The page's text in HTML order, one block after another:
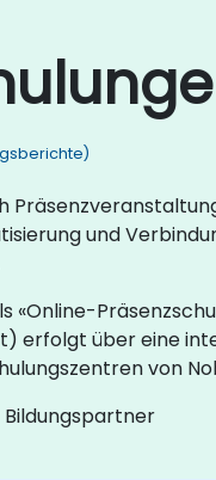
und
«Online-
erfolgt über eine
von